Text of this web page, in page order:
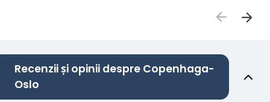
Recenzii și opinii despre Copenhaga-
Oslo